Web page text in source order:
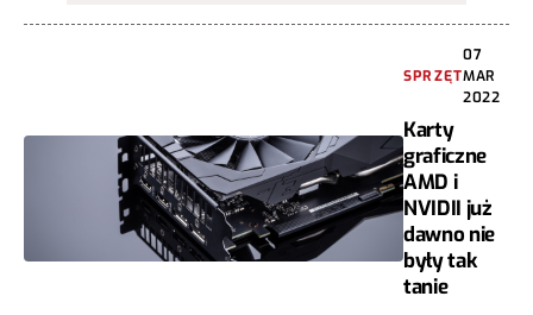
SPRZĘT
07
MAR
2022
Karty
graficzne
AMD i
NVIDII już
dawno nie
były tak
tanie